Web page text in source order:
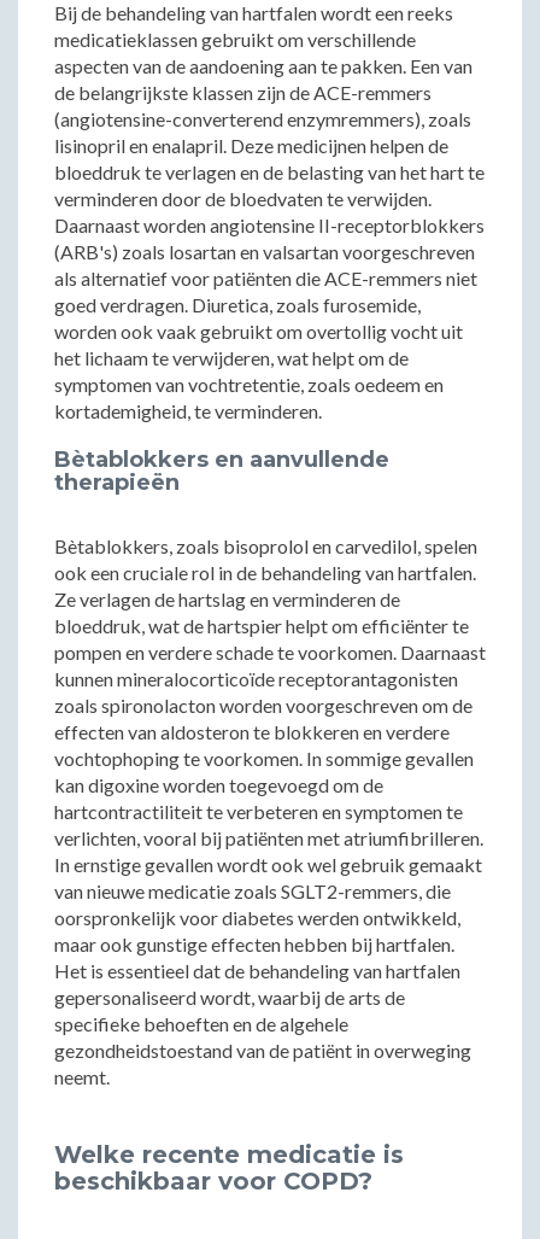
Bij de behandeling van hartfalen wordt een reeks
medicatieklassen gebruikt om verschillende
aspecten van de aandoening aan te pakken. Een van
de belangrijkste klassen zijn de ACE-remmers
(angiotensine-converterend enzymremmers), zoals
lisinopril en enalapril. Deze medicijnen helpen de
bloeddruk te verlagen en de belasting van het hart te
verminderen door de bloedvaten te verwijden.
Daarnaast worden angiotensine II-receptorblokkers
(ARB's) zoals losartan en valsartan voorgeschreven
als alternatief voor patiënten die ACE-remmers niet
goed verdragen. Diuretica, zoals furosemide,
worden ook vaak gebruikt om overtollig vocht uit
het lichaam te verwijderen, wat helpt om de
symptomen van vochtretentie, zoals oedeem en
kortademigheid, te verminderen.
Bètablokkers en aanvullende
therapieën
Bètablokkers, zoals bisoprolol en carvedilol, spelen
ook een cruciale rol in de behandeling van hartfalen.
Ze verlagen de hartslag en verminderen de
bloeddruk, wat de hartspier helpt om efficiënter te
pompen en verdere schade te voorkomen. Daarnaast
kunnen mineralocorticoïde receptorantagonisten
zoals spironolacton worden voorgeschreven om de
effecten van aldosteron te blokkeren en verdere
vochtophoping te voorkomen. In sommige gevallen
kan digoxine worden toegevoegd om de
hartcontractiliteit te verbeteren en symptomen te
verlichten, vooral bij patiënten met atriumfibrilleren.
In ernstige gevallen wordt ook wel gebruik gemaakt
van nieuwe medicatie zoals SGLT2-remmers, die
oorspronkelijk voor diabetes werden ontwikkeld,
maar ook gunstige effecten hebben bij hartfalen.
Het is essentieel dat de behandeling van hartfalen
gepersonaliseerd wordt, waarbij de arts de
specifieke behoeften en de algehele
gezondheidstoestand van de patiënt in overweging
neemt.
Welke recente medicatie is
beschikbaar voor COPD?